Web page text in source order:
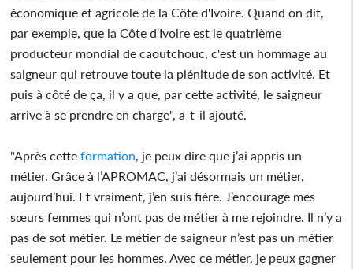
économique et agricole de la Côte d'Ivoire. Quand on dit,
par exemple, que la Côte d'Ivoire est le quatrième
producteur mondial de caoutchouc, c'est un hommage au
saigneur qui retrouve toute la plénitude de son activité. Et
puis à côté de ça, il y a que, par cette activité, le saigneur
arrive à se prendre en charge", a-t-il ajouté.
"Après cetteformation, je peux dire que j’ai appris un
métier. Grâce à l’APROMAC, j’ai désormais un métier,
aujourd’hui. Et vraiment, j’en suis fière. J’encourage mes
sœurs femmes qui n’ont pas de métier à me rejoindre. Il n’y a
pas de sot métier. Le métier de saigneur n’est pas un métier
seulement pour les hommes. Avec ce métier, je peux gagner